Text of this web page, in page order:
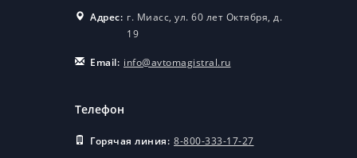
Адрес: г. Миасс, ул. 60 лет Октября, д.
19
Email: info@avtomagistral.ru
Телефон
Горячая линия: 8-800-333-17-27